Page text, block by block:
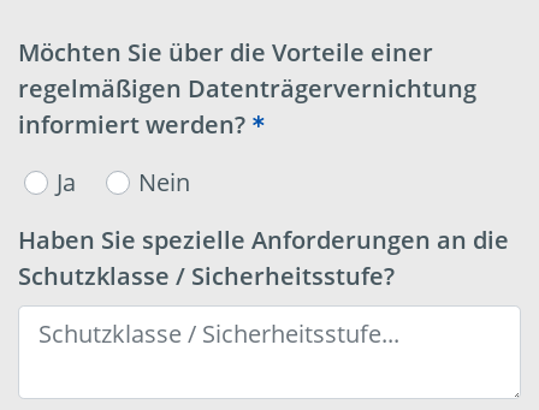
Möchten Sie über die Vorteile einer
regelmäßigen Datenträgervernichtung
informiert werden?
Ja
Nein
Haben Sie spezielle Anforderungen an die
Schutzklasse / Sicherheitsstufe?